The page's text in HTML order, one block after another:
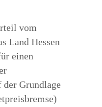
vom
Land Hessen
einen
der Grundlage